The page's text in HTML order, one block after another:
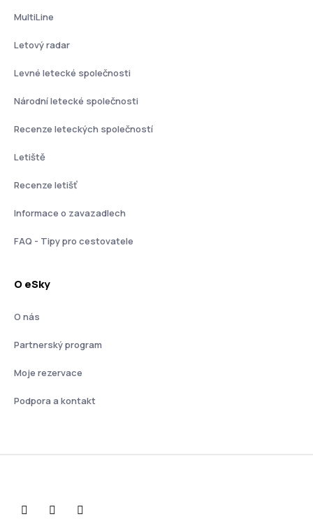
MultiLine
Letový radar
Levné letecké společnosti
Národní letecké společnosti
Recenze leteckých společností
Letiště
Recenze letišť
Informace o zavazadlech
FAQ - Tipy pro cestovatele
O eSky
O nás
Partnerský program
Moje rezervace
Podpora a kontakt